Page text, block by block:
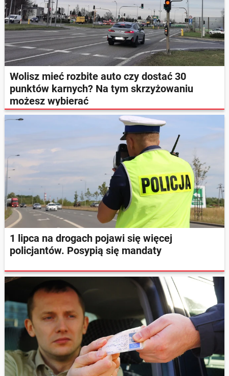
Wolisz mieć rozbite auto czy dostać 30
punktów karnych? Na tym skrzyżowaniu
możesz wybierać
1 lipca na drogach pojawi się więcej
policjantów. Posypią się mandaty